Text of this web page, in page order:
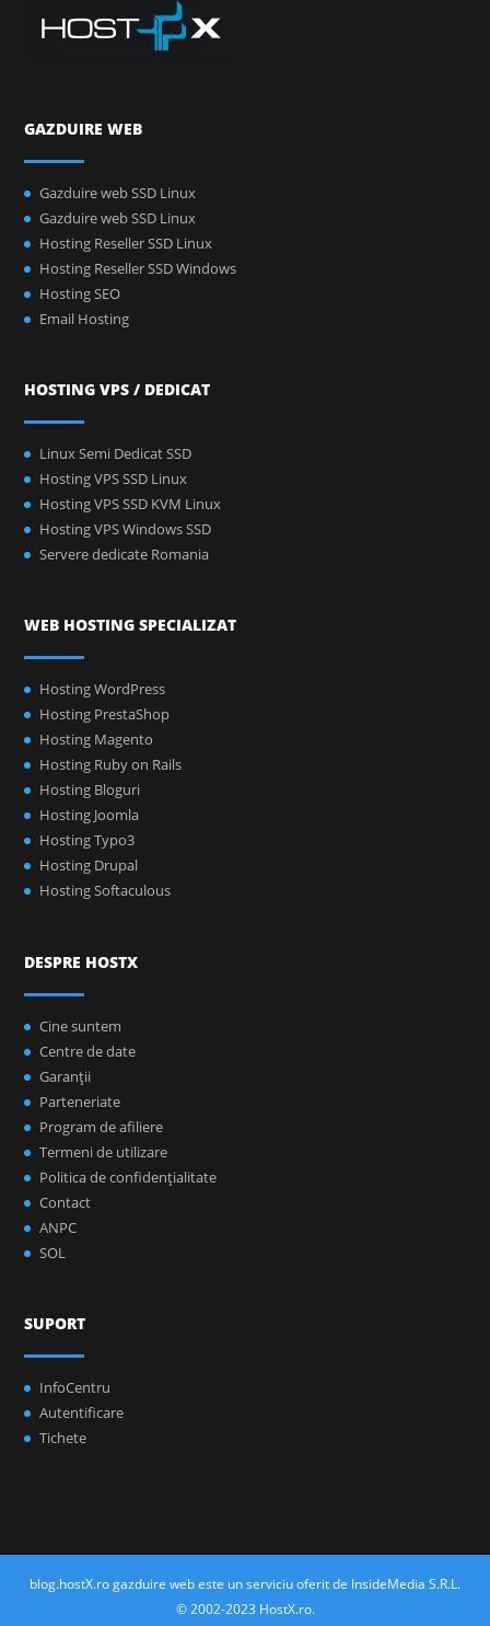
GAZDUIRE WEB
Gazduire web SSD Linux
Gazduire web SSD Linux
Hosting Reseller SSD Linux
Hosting Reseller SSD Windows
Hosting SEO
Email Hosting
HOSTING VPS / DEDICAT
Linux Semi Dedicat SSD
Hosting VPS SSD Linux
Hosting VPS SSD KVM Linux
Hosting VPS Windows SSD
Servere dedicate Romania
WEB HOSTING SPECIALIZAT
Hosting WordPress
Hosting PrestaShop
Hosting Magento
Hosting Ruby on Rails
Hosting Bloguri
Hosting Joomla
Hosting Typo3
Hosting Drupal
Hosting Softaculous
DESPRE HOSTX
Cine suntem
Centre de date
Garanţii
Parteneriate
Program de afiliere
Termeni de utilizare
Politica de confidenţialitate
Contact
ANPC
SOL
SUPORT
InfoCentru
Autentificare
Tichete
blog.hostX.ro gazduire web este un serviciu oferit de InsideMedia S.R.L.
© 2002-2023 HostX.ro.